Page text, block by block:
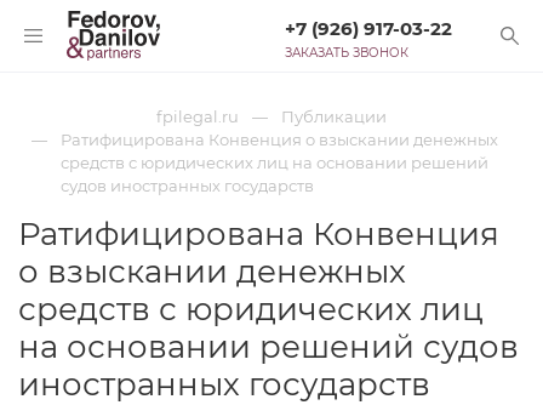
+7 (926) 917-03-22
ЗАКАЗАТЬ ЗВОНОК
fpilegal.ru
Публикации
Ратифицирована Конвенция о взыскании денежных
средств с юридических лиц на основании решений
судов иностранных государств
Ратифицирована Конвенция
о взыскании денежных
средств с юридических лиц
на основании решений судов
иностранных государств